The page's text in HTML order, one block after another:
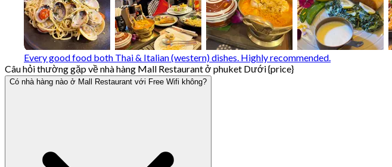
Every good food both Thai & Italian (western) dishes. Highly recommended.
Câu hỏi thường gặp về nhà hàng Mall Restaurant ở phuket Dưới {price}
Có nhà hàng nào ở Mall Restaurant với Free Wifi không?